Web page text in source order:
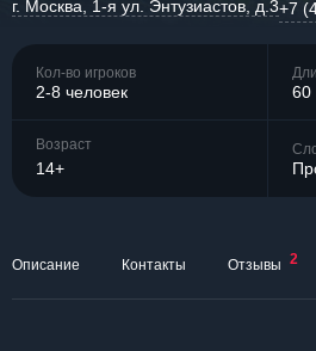
г. Москва, 1-я ул. Энтузиастов, д.3+7
Кол-во игроков
2-8 человек 60
Возраст
14+
Описание Контакты Отзывы 2